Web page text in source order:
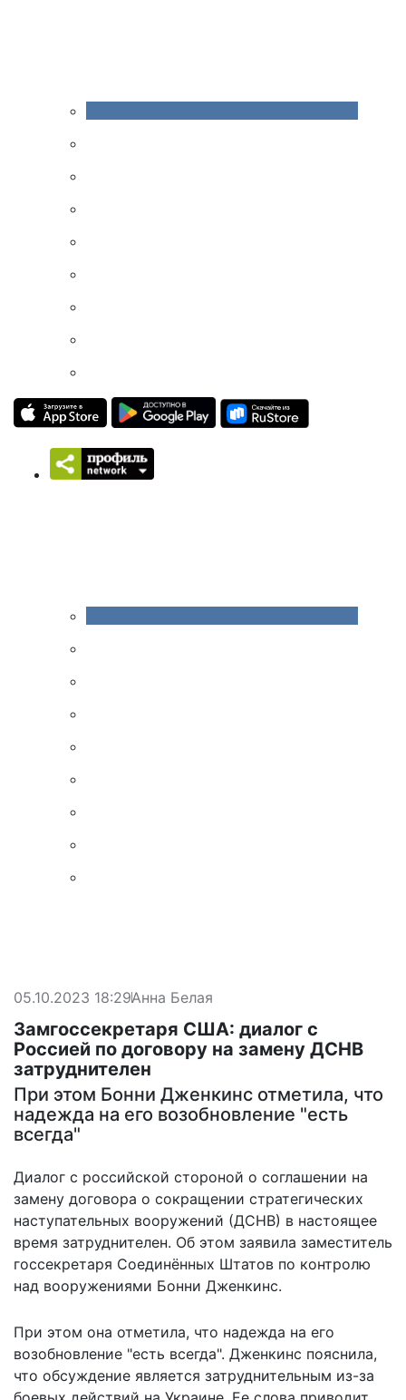
05.10.2023 18:29Анна Белая
Замгоссекретаря США: диалог с
Россией по договору на замену ДСНВ
затруднителен
При этом Бонни Дженкинс отметила, что
надежда на его возобновление "есть
всегда"
Диалог с российской стороной о соглашении на
замену договора о сокращении стратегических
наступательных вооружений (ДСНВ) в настоящее
время затруднителен. Об этом заявила заместитель
госсекретаря Соединённых Штатов по контролю
над вооружениями Бонни Дженкинс.
При этом она отметила, что надежда на его
возобновление "есть всегда". Дженкинс пояснила,
что обсуждение является затруднительным из-за